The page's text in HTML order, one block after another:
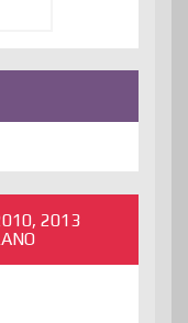
2013